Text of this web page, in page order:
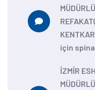
için
İZMİR